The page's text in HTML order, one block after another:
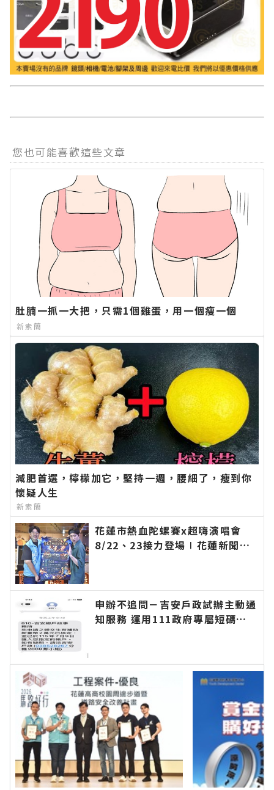
您也可能喜歡這些文章
肚腩一抓一大把，只需1個雞蛋，用一個瘦一個
新素簡
減肥首選，檸檬加它，堅持一週，腰細了，瘦到你
懷疑人生
新素簡
花蓮市熱血陀螺賽x超嗨演唱會
8/22、23接力登場∣花蓮新聞網
申辦不追問－吉安戶政試辦主動通
知服務 運用111政府專屬短碼簡
的今日新聞報導 最新的在地資
訊！